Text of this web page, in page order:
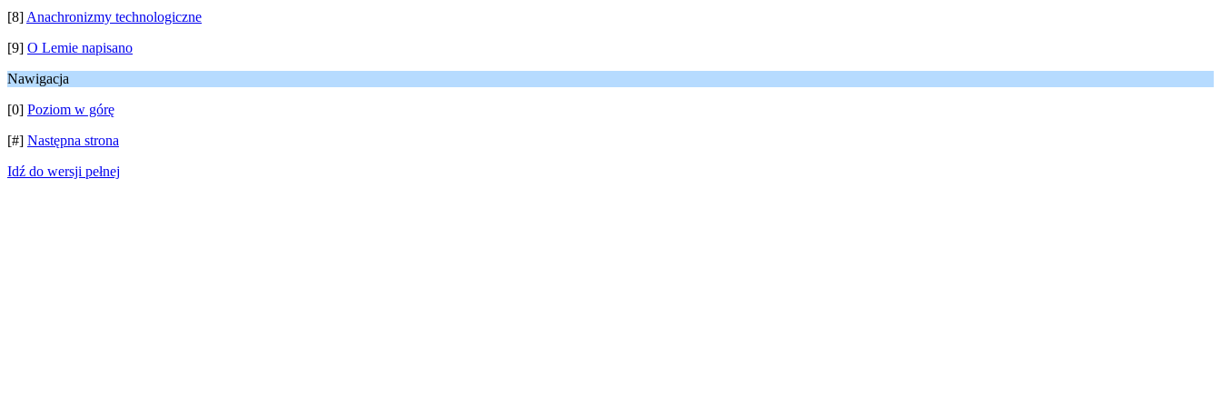
[8] Anachronizmy technologiczne
[9] O Lemie napisano
Nawigacja
[0] Poziom w górę
[#] Następna strona
Idź do wersji pełnej